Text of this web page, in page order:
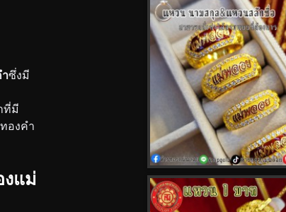
ซึ่งมี
ที่มี
องคำ
แม่